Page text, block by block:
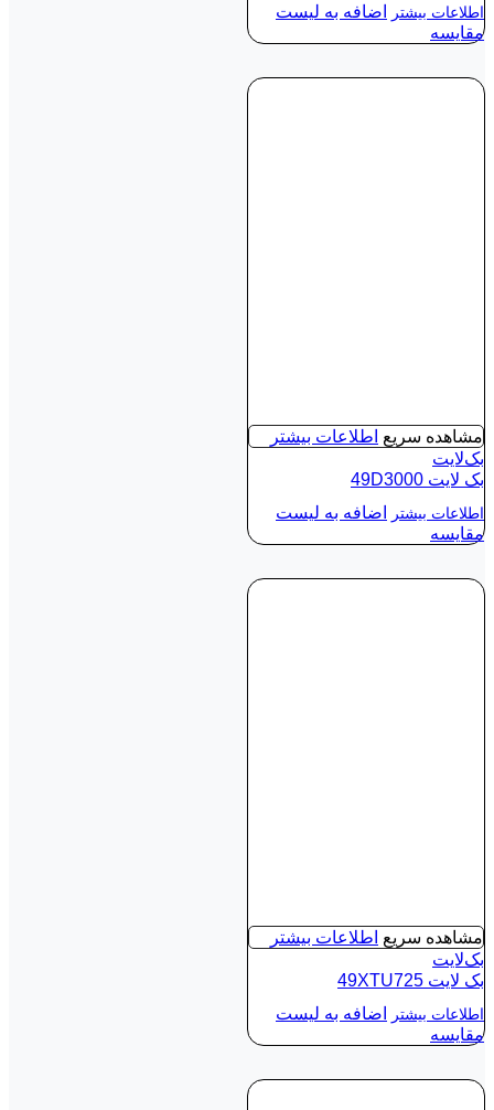
اطلاعات بیشتر
اضافه به لیست
مقایسه
مشاهده سریع اطلاعات بیشتر
بک‌لایت
بک لايت 49D3000
اطلاعات بیشتر
اضافه به لیست
مقایسه
مشاهده سریع اطلاعات بیشتر
بک‌لایت
بک لايت 49XTU725
اطلاعات بیشتر
اضافه به لیست
مقایسه